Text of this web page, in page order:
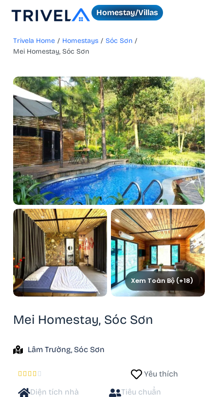
Homestay/Villas
Trivela Home / Homestays / Sóc Sơn /
Mei Homestay, Sóc Sơn
Xem Toàn Bộ (+18)
Mei Homestay, Sóc Sơn
Lâm Trường, Sóc Sơn
    
Yêu thích
Diện tích nhà
Tiêu chuẩn